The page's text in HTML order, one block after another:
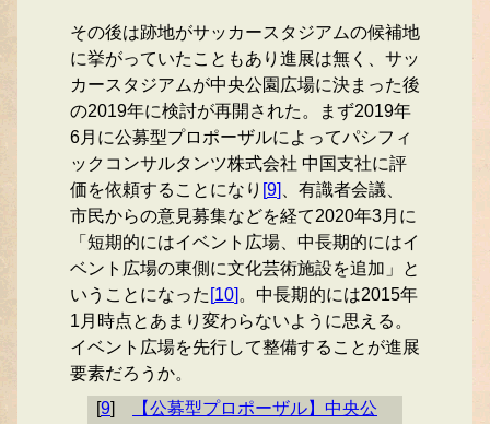
その後は跡地がサッカースタジアムの候補地
に挙がっていたこともあり進展は無く、サッ
カースタジアムが中央公園広場に決まった後
の2019年に検討が再開された。まず2019年
6月に公募型プロポーザルによってパシフィ
ックコンサルタンツ株式会社 中国支社に評
価を依頼することになり [9]
、有識者会議、
市民からの意見募集などを経て2020年3月に
「短期的にはイベント広場、中長期的にはイ
ベント広場の東側に文化芸術施設を追加」と
いうことになった [10] 。中長期的には2015年
1月時点とあまり変わらないように思える。
イベント広場を先行して整備することが進展
要素だろうか。
[9]
【公募型プロポーザル】中央公